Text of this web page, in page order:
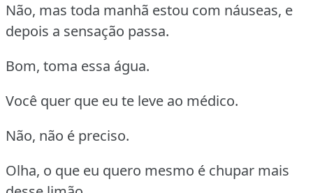
Não, mas toda manhã estou com náuseas, e
depois a sensação passa.
Bom, toma essa água.
Você quer que eu te leve ao médico.
Não, não é preciso.
Olha, o que eu quero mesmo é chupar mais